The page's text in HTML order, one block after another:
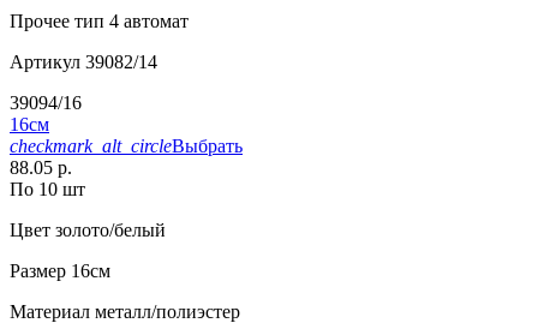
Прочее тип 4 автомат
Артикул 39082/14
39094/16
16см
checkmark_alt_circleВыбрать
88.05 р.
По 10 шт
Цвет золото/белый
Размер 16см
Материал металл/полиэстер